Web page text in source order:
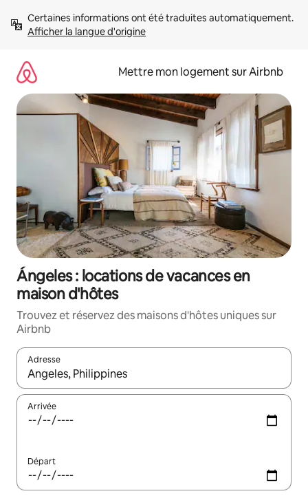
directement
Afficher la langue d'origine
Mettre mon logement sur Airbnb
Ángeles : locations de vacances en
maison d'hôtes
Trouvez et réservez des maisons d'hôtes uniques sur
Airbnb
Adresse
Lorsque les résultats s'affichent, utilisez les flèches vers le
Arrivée
Départ